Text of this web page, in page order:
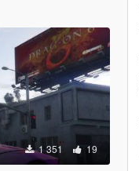
1 351 19